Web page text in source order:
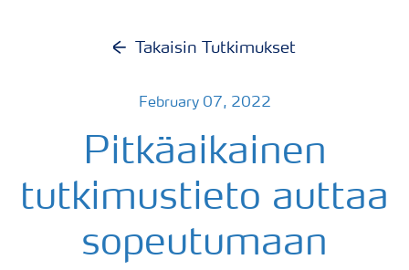
Takaisin Tutkimukset
February 07, 2022
Pitkäaikainen
tutkimustieto auttaa
sopeutumaan